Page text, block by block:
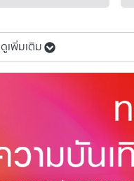
ดูเพิ่มเติม